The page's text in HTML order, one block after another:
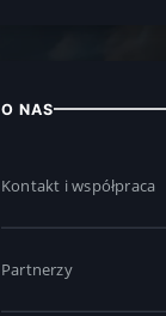
O NAS
Kontakt i współpraca
Partnerzy